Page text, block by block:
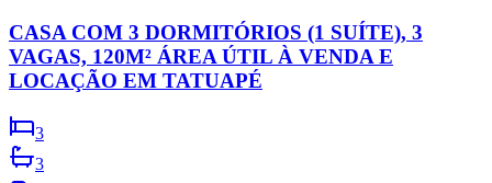
CASA COM 3 DORMITÓRIOS (1 SUÍTE), 3
VAGAS, 120M² ÁREA ÚTIL À VENDA E
LOCAÇÃO EM TATUAPÉ
3
3